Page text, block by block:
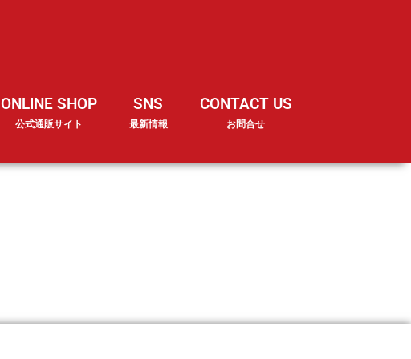
ONLINE SHOP
公式通販サイト
SNS
最新情報
CONTACT US
お問合せ